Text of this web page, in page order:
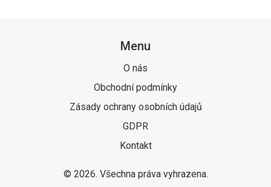
Menu
O nás
Obchodní podmínky
Zásady ochrany osobních údajů
GDPR
Kontakt
© 2026. Všechna práva vyhrazena.